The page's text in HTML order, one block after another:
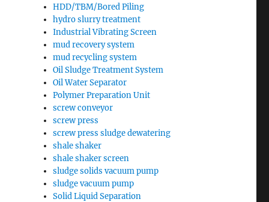
HDD/TBM/Bored Piling
hydro slurry treatment
Industrial Vibrating Screen
mud recovery system
mud recycling system
Oil Sludge Treatment System
Oil Water Separator
Polymer Preparation Unit
screw conveyor
screw press
screw press sludge dewatering
shale shaker
shale shaker screen
sludge solids vacuum pump
sludge vacuum pump
Solid Liquid Separation